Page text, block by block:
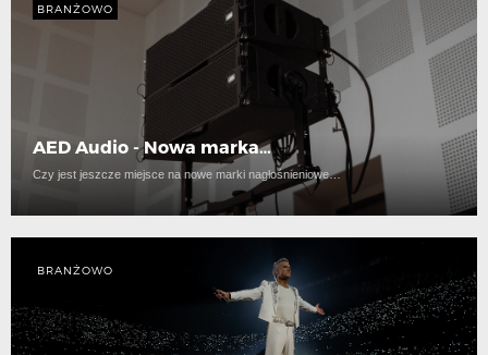
BRANŻOWO
AED Audio - Nowa marka…
Czy jest jeszcze miejsce na nowe marki nagłośnieniowe…
BRANŻOWO